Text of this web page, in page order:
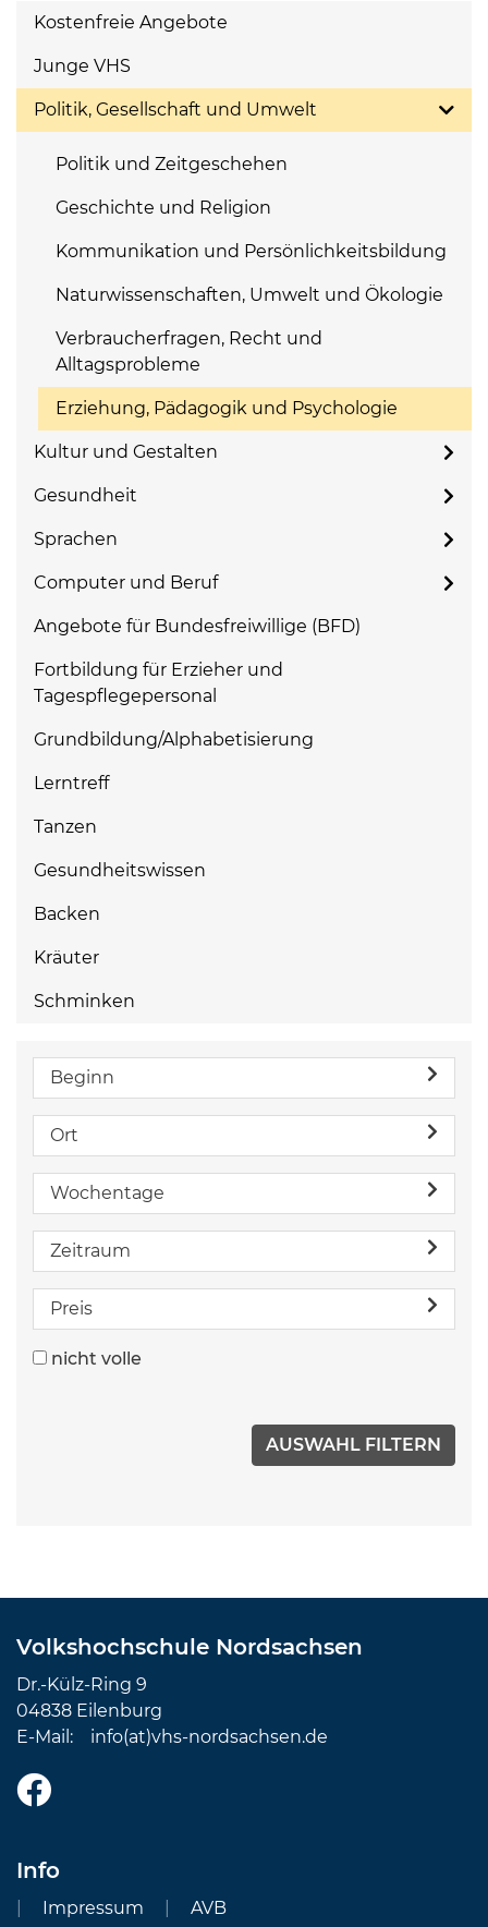
Kostenfreie Angebote
Junge VHS
Politik, Gesellschaft und Umwelt
Politik und Zeitgeschehen
Geschichte und Religion
Kommunikation und Persönlichkeitsbildung
Naturwissenschaften, Umwelt und Ökologie
Verbraucherfragen, Recht und
Alltagsprobleme
Erziehung, Pädagogik und Psychologie
Kultur und Gestalten
Gesundheit
Sprachen
Computer und Beruf
Angebote für Bundesfreiwillige (BFD)
Fortbildung für Erzieher und
Tagespflegepersonal
Grundbildung/Alphabetisierung
Lerntreff
Tanzen
Gesundheitswissen
Backen
Kräuter
Schminken
Beginn
Ort
Wochentage
Zeitraum
Preis
nicht volle
Volkshochschule Nordsachsen
Dr.-Külz-Ring 9
04838 Eilenburg
E-Mail: info(at)vhs-nordsachsen.de
Info
Impressum AVB